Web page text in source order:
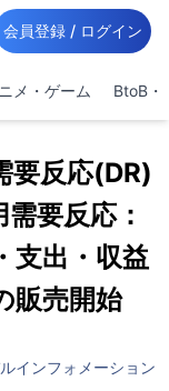
会員登録 / ログイン
メ・ゲーム BtoB・
反応(DR)
要反応：
支出・収益
販売開始
インフォメーション